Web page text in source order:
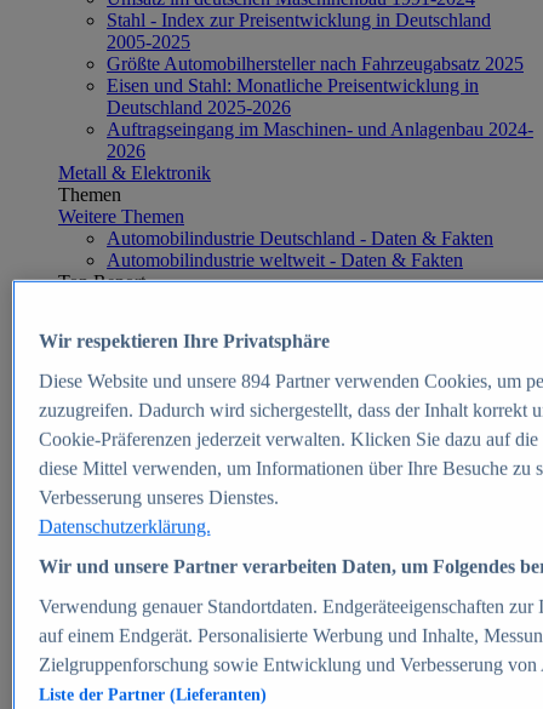
Stahl - Index zur Preisentwicklung in Deutschland
2005-2025
Größte Automobilhersteller nach Fahrzeugabsatz 2025
Eisen und Stahl: Monatliche Preisentwicklung in
Deutschland 2025-2026
Auftragseingang im Maschinen- und Anlagenbau 2024-
2026
Metall & Elektronik
Themen
Weitere Themen
Automobilindustrie Deutschland - Daten & Fakten
Automobilindustrie weltweit - Daten & Fakten
Top Report
Zum Report
E-commerce
Beliebte Statistiken
Aktuelle Statistiken
E-Commerce - Entwicklung des Umsatzes in
Deutschland 1999-2025
Umsatz von Amazon in Deutschland und weltweit
2010-2025
B2C-E-Commerce: Top-50 Online Shops in
Deutschland 2024
Marktanteile von Online-Zahlungsverfahren in
Deutschland 2024
Umsatzstarke Warengruppen im Online-Handel in
Deutschland 2023-2025
Wir respektieren Ihre Privatsphäre
Diese Website und unsere 894Partner verwenden Cookies, um
zuzugreifen. Dadurch wird sichergestellt, dass der Inhalt korrekt
Cookie-Präferenzen jederzeit verwalten. Klicken Sie dazu auf
diese Mittel verwenden, um Informationen über Ihre Besuche
Verbesserung unseres Dienstes.
Datenschutzerklärung.
Wir und unsere Partner verarbeiten Daten, um Folgendes
Verwendung genauer Standortdaten. Endgeräteeigenschaften
auf einem Endgerät. Personalisierte Werbung und Inhalte,
Zielgruppenforschung sowie Entwicklung und Verbesserung von
Liste der Partner (Lieferanten)